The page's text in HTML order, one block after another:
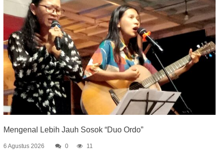
Mengenal Lebih Jauh Sosok “Duo Ordo”
6 Agustus 2026 0 11